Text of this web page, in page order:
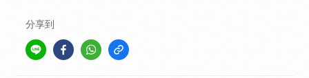
分享到